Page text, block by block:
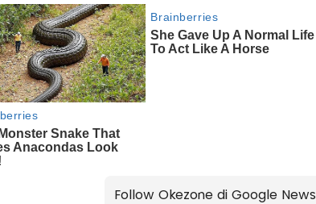
Follow Okezone di Google News